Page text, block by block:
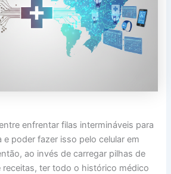
enfrentar filas intermináveis para
e poder fazer isso pelo celular em
ao invés de carregar pilhas de
receitas, ter todo o histórico médico